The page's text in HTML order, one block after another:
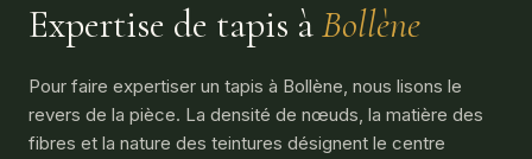
Expertise de tapis àBollène
Pour faire expertiser un tapis à Bollène, nous lisons le
revers de la pièce. La densité de nœuds, la matière des
fibres et la nature des teintures désignent le centre